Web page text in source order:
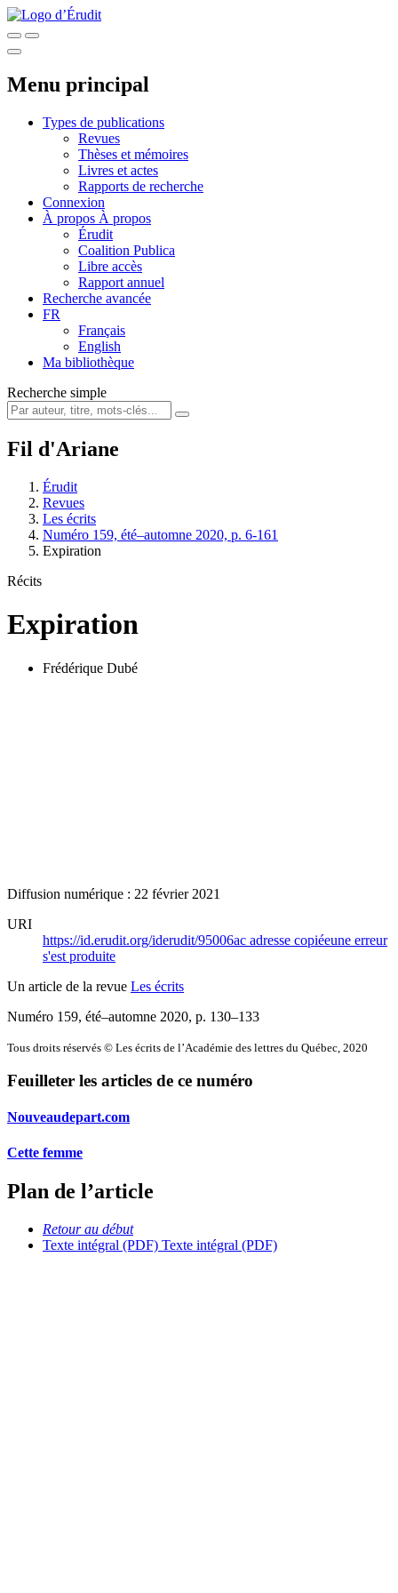
Menu principal
Types de publications
Revues
Thèses et mémoires
Livres et actes
Rapports de recherche
Connexion
À propos À propos
Érudit
Coalition Publica
Libre accès
Rapport annuel
Recherche avancée
FR
Français
English
Ma bibliothèque
Recherche simple
Fil d'Ariane
Érudit
Revues
Les écrits
Numéro 159, été–automne 2020, p. 6-161
Expiration
Récits
Expiration
Frédérique Dubé
Diffusion numérique : 22 février 2021
URI
https://id.erudit.org/iderudit/95006ac adresse copiéeune erreur
s'est produite
Un article de la revue Les écrits
Numéro 159, été–automne 2020, p. 130–133
Tous droits réservés © Les écrits de l’Académie des lettres du Québec, 2020
Feuilleter les articles de ce numéro
Nouveaudepart.com
Cette femme
Plan de l’article
Retour au début
Texte intégral (PDF) Texte intégral (PDF)